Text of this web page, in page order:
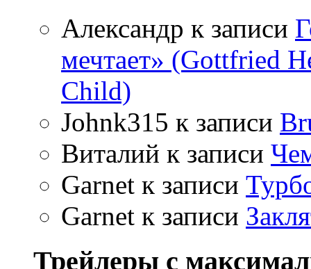
Александр к записи
мечтает» (Gottfried
Child)
Johnk315 к записи
Виталий к записи
Garnet к записи
Garnet к записи
Трейлеры с